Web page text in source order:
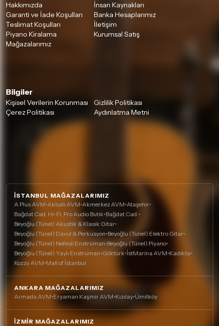
Hakkımızda
İnsan Kaynakları
Garanti ve İade Koşulları
Banka Hesaplarımız
Teslimat Koşulları
İletişim
Piyano Kiralama
Kurumsal Satış
Mağazalarımız
Bilgiler
Kişisel Verilerin Korunması
Gizlilik Politikası
Çerez Politikası
Aydınlatma Metni
İSTANBUL MAĞAZALARIMIZ
A Plus AVM•Akbatı AVM•Akmerkez AVM•Ataşehir•
Bağdat Cad. Hi-Fi, Pro Audio Butik•Bağdat Cad.•
Beyoğlu (Tünel) Akustik & Klasik Gitar•
Beyoğlu (Tünel) Davul & Perküsyon•Beyoğlu (Tünel) Elektro Gitar•
Beyoğlu (Tünel) Nefesli Enstrüman•Beyoğlu (Tünel) Piyano•
Beyoğlu (Tünel) Yaylı Enstrüman•Göktürk•İstMarina AVM•Kadıköy•
Kozzy AVM•Mall of İstanbul
ANKARA MAĞAZALARIMIZ
Armada AVM•Eryaman Kaşmir AVM•Kızılay•Ümitköy
İZMIR MAĞAZALARIMIZ